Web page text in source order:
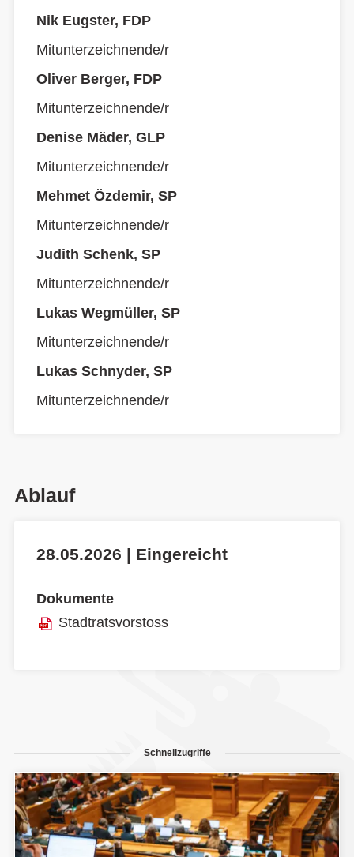
Nik Eugster, FDP
Mitunterzeichnende/r
Oliver Berger, FDP
Mitunterzeichnende/r
Denise Mäder, GLP
Mitunterzeichnende/r
Mehmet Özdemir, SP
Mitunterzeichnende/r
Judith Schenk, SP
Mitunterzeichnende/r
Lukas Wegmüller, SP
Mitunterzeichnende/r
Lukas Schnyder, SP
Mitunterzeichnende/r
Ablauf
28.05.2026 | Eingereicht
Dokumente
Stadtratsvorstoss
Schnellzugriffe